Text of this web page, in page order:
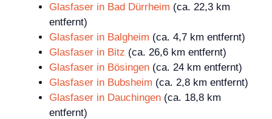
Glasfaser in Bad Dürrheim (ca. 22,3 km
entfernt)
Glasfaser in Balgheim (ca. 4,7 km entfernt)
Glasfaser in Bitz (ca. 26,6 km entfernt)
Glasfaser in Bösingen (ca. 24 km entfernt)
Glasfaser in Bubsheim (ca. 2,8 km entfernt)
Glasfaser in Dauchingen (ca. 18,8 km
entfernt)